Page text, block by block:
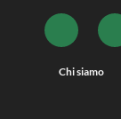
Chi siamo